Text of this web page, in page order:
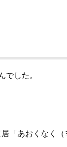
でした。
居「あおくなく